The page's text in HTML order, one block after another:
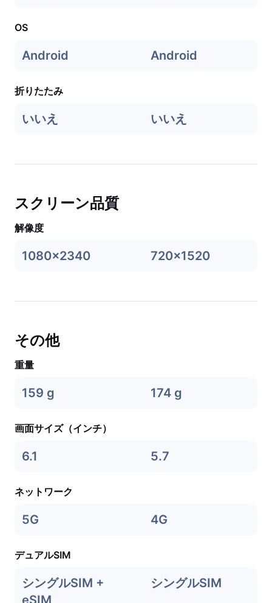
OS
Android Android
折りたたみ
いいえ いいえ
スクリーン品質
解像度
1080x2340 720x1520
その他
重量
159 g 174 g
画面サイズ（インチ）
6.1 5.7
ネットワーク
5G 4G
デュアルSIM
シングルSIM +
eSIM
シングルSIM